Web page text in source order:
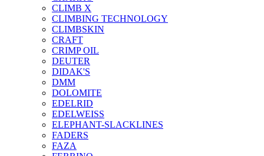
CLIMB X
CLIMBING TECHNOLOGY
CLIMBSKIN
CRAFT
CRIMP OIL
DEUTER
DIDAK'S
DMM
DOLOMITE
EDELRID
EDELWEISS
ELEPHANT-SLACKLINES
FADERS
FAZA